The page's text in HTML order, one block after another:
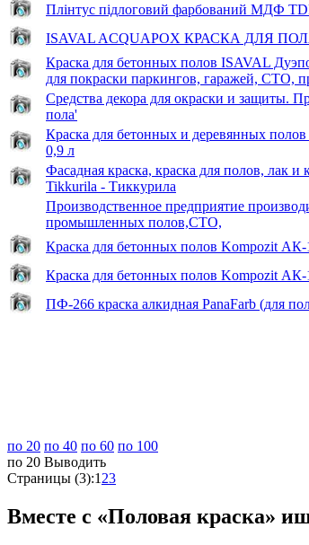
Плінтус підлоговий фарбований МДФ
ISAVAL ACQUAPOX КРАСКА ДЛЯ
Краска для бетонных полов ISAVAL
для покраски паркингов, гаражей, СТО,
Средства декора для окраски и защиты.
пола'
Краска для бетонных и деревянных
0,9 л
Фасадная краска, краска для полов, лак и
Tikkurila - Тиккурила
Производственное предприятие
промышленных полов,СТО,
Краска для бетонных полов Kompozit АК-
Краска для бетонных полов Kompozit АК-
ПФ-266 краска алкидная PanaFarb (для
по 20 по 40 по 60 по 100
по 20 Выводить
Страницы (3):1 23
Вместе с «Половая краска»